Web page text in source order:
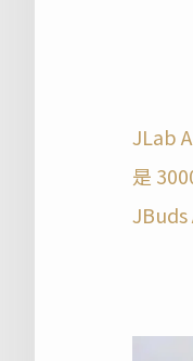
JLab
是
JBuds